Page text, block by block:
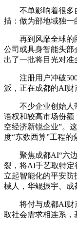
不单影响着很多自
描：做为部地域独一
再到风靡全球的图
公司或具身智能头部
出了一批将目光对准
注册用户冲破5000
派，正在成都的AI财
不少企业创始人带
语权和较高市场份额
空经济新锐企业”。
度“东数西算”工程的
聚焦成都AI“六边
裂，将AI手艺取特
立起智能化的平安
械人，华鲲振宇、成
将付与成都AI财产
取社会需求相连系，